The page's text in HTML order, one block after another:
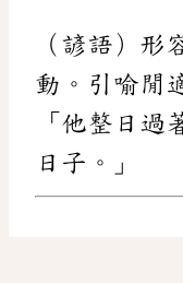
（諺語）形
動。引喻閒
「他整日過
日子。」